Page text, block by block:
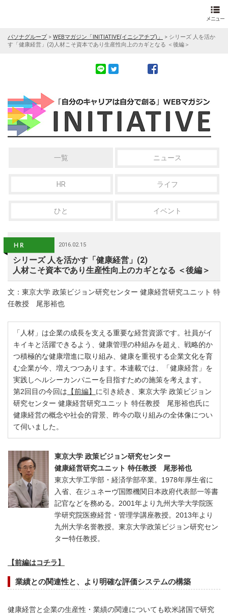
パソナグループ> WEBマガジン「INITIATIVE(イニシアチブ)」 > シリーズ 人を活か
す「健康経営」(2)人材こそ資本であり生産性向上のカギとなる ＜後編＞
一覧 ニュース
HR ライフ
ひと イベント
2016.02.15
シリーズ 人を活かす「健康経営」(2)
人材こそ資本であり生産性向上のカギとなる ＜後編＞
文：東京大学 政策ビジョン研究センター 健康経営研究ユニット 特
任教授 尾形裕也
「人材」は企業の成長を支える重要な経営資源です。社員がイ
キイキと活躍できるよう、健康管理の枠組みを超え、戦略的か
つ積極的な健康増進に取り組み、健康を重視する企業文化を育
む企業が今、増えつつあります。本連載では、「健康経営」を
実践しヘルシーカンパニーを目指すための施策を考えます。
第2回目の今回は 【前編】 に引き続き、東京大学 政策ビジョン
研究センター 健康経営研究ユニット 特任教授 尾形裕也氏に
健康経営の概念や社会的背景、昨今の取り組みの全体像につい
て伺いました。
東京大学 政策ビジョン研究センター
健康経営研究ユニット 特任教授 尾形裕也
東京大学工学部・経済学部卒業。 1978年厚生省に
入省、在ジュネーヴ国際機関日本政府代表部一等書
記官などを務める。 2001年より九州大学大学院医
学研究院医療経営・管理学講座教授。 2013年より
九州大学名誉教授。東京大学政策ビジョン研究セン
ター特任教授。
【前編はコチラ】
業績との関連性と、より明確な評価システムの構築
健康経営と企業の生産性・業績の関連についても欧米諸国で研究